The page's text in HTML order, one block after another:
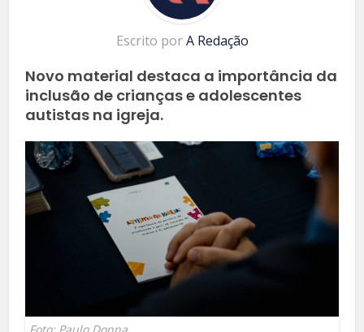
Escrito porA Redação
Novo material destaca a importância da
inclusão de crianças e adolescentes
autistas na igreja.